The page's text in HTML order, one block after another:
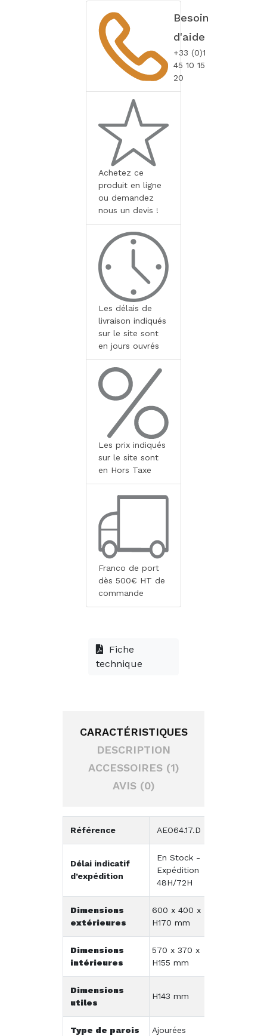
Besoin
d'aide
+33 (0)1
45 10 15
20
Achetez ce
produit en ligne
ou demandez
nous un devis !
Les délais de
livraison indiqués
sur le site sont
en jours ouvrés
Les prix indiqués
sur le site sont
en Hors Taxe
Franco de port
dès 500€ HT de
commande
Fiche
technique
CARACTÉRISTIQUES
DESCRIPTION
ACCESSOIRES (1)
AVIS (0)
Référence AEO64.17.D
Délai indicatif
d’expédition
En Stock -
Expédition
48H/72H
Dimensions
extérieures
600 x 400 x
H170 mm
Dimensions
intérieures
570 x 370 x
H155 mm
Dimensions
utiles
H143 mm
Type de parois Ajourées